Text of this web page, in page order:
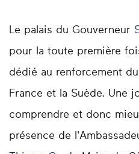
Le palais du Gouverneur
pour la toute première
dédié au renforcement
France et la Suède. Une
comprendre et donc
présence de